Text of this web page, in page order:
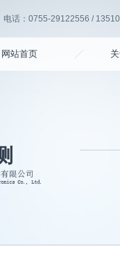
电话：0755-29122556 /
网站首页